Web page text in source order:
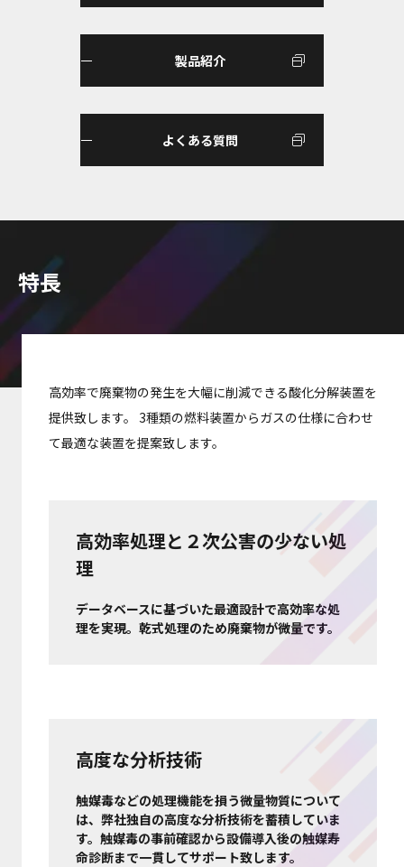
製品紹介
よくある質問
特長
高効率で廃棄物の発生を大幅に削減できる酸化分解装置を
提供致します。 3種類の燃料装置からガスの仕様に合わせ
て最適な装置を提案致します。
高効率処理と２次公害の少ない処
理
データベースに基づいた最適設計で高効率な処
理を実現。乾式処理のため廃棄物が微量です。
高度な分析技術
触媒毒などの処理機能を損う微量物質について
は、弊社独自の高度な分析技術を蓄積していま
す。触媒毒の事前確認から設備導入後の触媒寿
命診断まで一貫してサポート致します。